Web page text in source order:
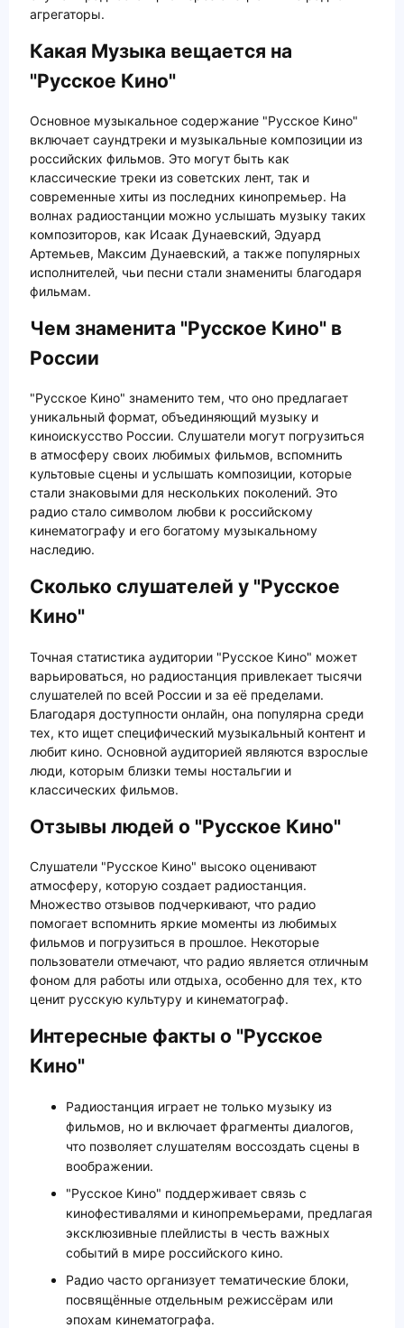
агрегаторы.
Какая Музыка вещается на
"Русское Кино"
Основное музыкальное содержание "Русское Кино"
включает саундтреки и музыкальные композиции из
российских фильмов. Это могут быть как
классические треки из советских лент, так и
современные хиты из последних кинопремьер. На
волнах радиостанции можно услышать музыку таких
композиторов, как Исаак Дунаевский, Эдуард
Артемьев, Максим Дунаевский, а также популярных
исполнителей, чьи песни стали знамениты благодаря
фильмам.
Чем знаменита "Русское Кино" в
России
"Русское Кино" знаменито тем, что оно предлагает
уникальный формат, объединяющий музыку и
киноискусство России. Слушатели могут погрузиться
в атмосферу своих любимых фильмов, вспомнить
культовые сцены и услышать композиции, которые
стали знаковыми для нескольких поколений. Это
радио стало символом любви к российскому
кинематографу и его богатому музыкальному
наследию.
Сколько слушателей у "Русское
Кино"
Точная статистика аудитории "Русское Кино" может
варьироваться, но радиостанция привлекает тысячи
слушателей по всей России и за её пределами.
Благодаря доступности онлайн, она популярна среди
тех, кто ищет специфический музыкальный контент и
любит кино. Основной аудиторией являются взрослые
люди, которым близки темы ностальгии и
классических фильмов.
Отзывы людей о "Русское Кино"
Слушатели "Русское Кино" высоко оценивают
атмосферу, которую создает радиостанция.
Множество отзывов подчеркивают, что радио
помогает вспомнить яркие моменты из любимых
фильмов и погрузиться в прошлое. Некоторые
пользователи отмечают, что радио является отличным
фоном для работы или отдыха, особенно для тех, кто
ценит русскую культуру и кинематограф.
Интересные факты о "Русское
Кино"
Радиостанция играет не только музыку из
фильмов, но и включает фрагменты диалогов,
что позволяет слушателям воссоздать сцены в
воображении.
"Русское Кино" поддерживает связь с
кинофестивалями и кинопремьерами, предлагая
эксклюзивные плейлисты в честь важных
событий в мире российского кино.
Радио часто организует тематические блоки,
посвящённые отдельным режиссёрам или
эпохам кинематографа.